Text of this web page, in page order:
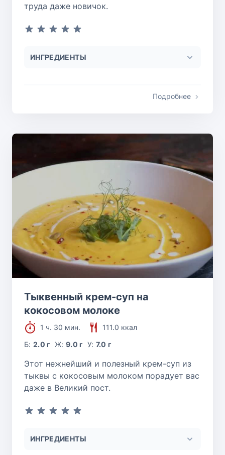
труда даже новичок.
ИНГРЕДИЕНТЫ
Подробнее
Тыквенный крем-суп на
кокосовом молоке
1 ч. 30 мин.
111.0 ккал
Б:2.0 г Ж: 9.0 г У: 7.0 г
Этот нежнейший и полезный крем-суп из
тыквы с кокосовым молоком порадует вас
даже в Великий пост.
ИНГРЕДИЕНТЫ